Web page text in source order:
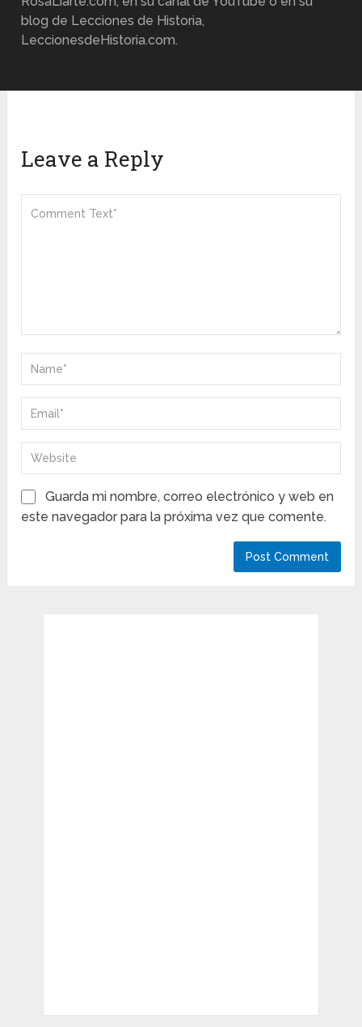
blog de Lecciones de Historia,
LeccionesdeHistoria.com.
Leave a Reply
Guarda mi nombre, correo electrónico y web en
este navegador para la próxima vez que comente.